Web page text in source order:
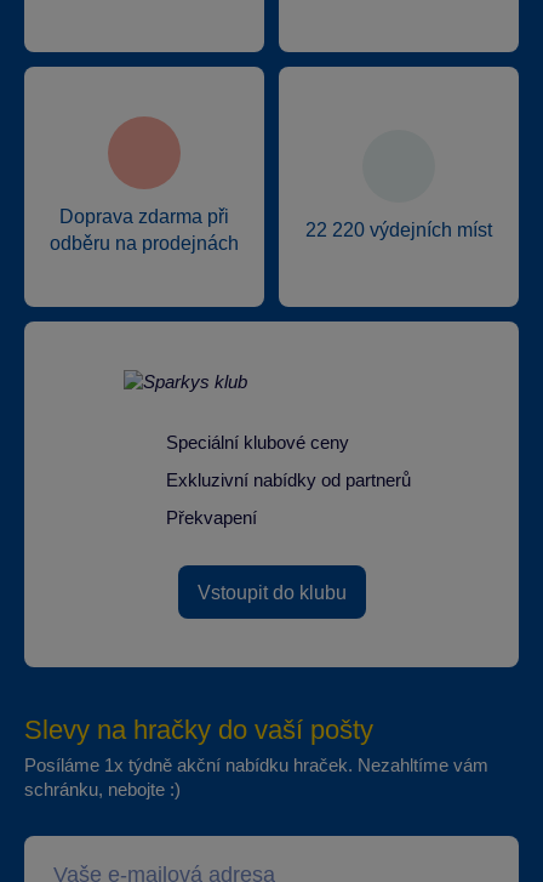
Doprava zdarma při
odběru na prodejnách
22 220 výdejních míst
Speciální klubové ceny
Exkluzivní nabídky od partnerů
Překvapení
Vstoupit do klubu
Slevy na hračky do vaší pošty
Posíláme 1x týdně akční nabídku hraček. Nezahltíme vám
schránku, nebojte :)